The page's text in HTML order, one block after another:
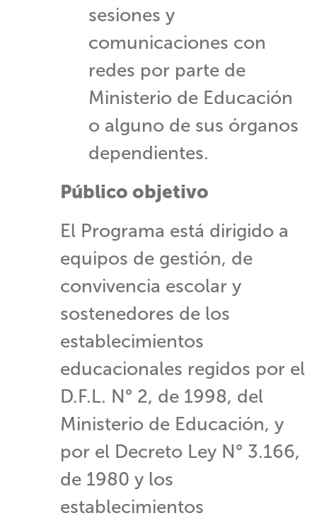
sesiones y
comunicaciones con
redes por parte de
Ministerio de Educación
o alguno de sus órganos
dependientes.
Público objetivo
El Programa está dirigido a
equipos de gestión, de
convivencia escolar y
sostenedores de los
establecimientos
educacionales regidos por el
D.F.L. N° 2, de 1998, del
Ministerio de Educación, y
por el Decreto Ley N° 3.166,
de 1980 y los
establecimientos